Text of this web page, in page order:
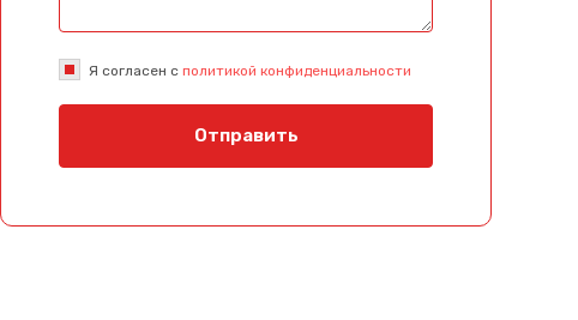
Я согласен с политикой конфиденциальности
Отправить